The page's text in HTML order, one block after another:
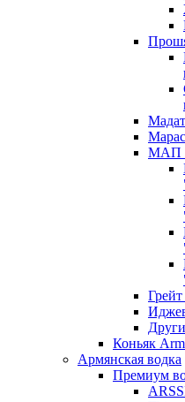
МАП
Коньяк
Армянская водка
Премиум